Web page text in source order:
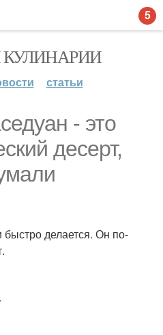
статьи
- это
десерт,
быстро делается. Он по-
5